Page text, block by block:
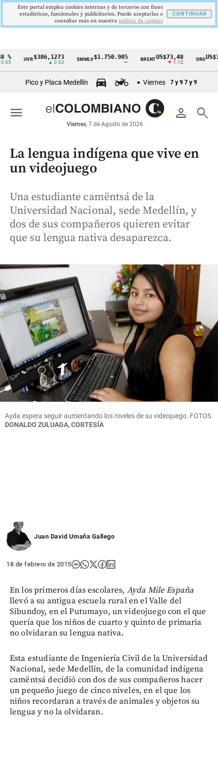
Cintillo
económicos
Colombia
UVR$386,1273
▲ 0.03
SMMLV$1.750.905 BRENTUS$73,48
▼ 1.12
ORO
Pico y Placa Medellín Viernes 7 y 9 7 y 9
person search
Viernes, 7 de Agosto de 2026
menu
La lengua indígena que vive en
un videojuego
Una estudiante camëntsá de la
Universidad Nacional, sede Medellín, y
dos de sus compañeros quieren evitar
que su lengua nativa desaparezca.
Ayda espera seguir aumentando los niveles de su videojuego. FOTOS
DONALDO ZULUAGA, CORTESÍA
Juan David Umaña Gallego
18 de febrero de 2015
En los primeros días escolares, Ayda Mile España
llevó a su antigua escuela rural en el Valle del
Sibundoy, en el Putumayo, un videojuego con el que
quería que los niños de cuarto y quinto de primaria
no olvidaran su lengua nativa.
Esta estudiante de Ingeniería Civil de la Universidad
Nacional, sede Medellín, de la comunidad indígena
camëntsá decidió con dos de sus compañeros hacer
un pequeño juego de cinco niveles, en el que los
niños recordaran a través de animales y objetos su
lengua y no la olvidaran.
Este portal emplea cookies internas y de terceros con fines
estadísticos, funcionales y publicitarios. Puede aceptarlas o
consultar más en nuestra politica de cookies
CONTINUAR